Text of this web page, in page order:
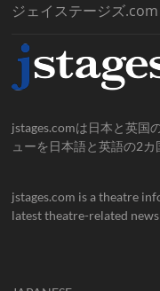
ジェイステージズ.com
jstages.comは日本と英国
ューを日本語と英語の2
jstages.com is a theatre
latest theatre-related